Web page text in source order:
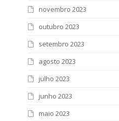
novembro 2023
outubro 2023
setembro 2023
agosto 2023
julho 2023
junho 2023
maio 2023